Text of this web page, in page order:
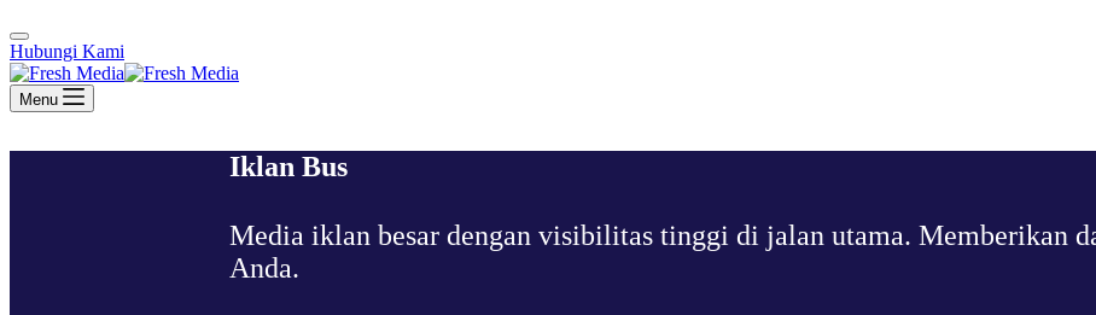
Hubungi Kami
Menu
Iklan Bus
Media iklan besar dengan visibilitas tinggi di jalan utama. Memberikan
Anda.